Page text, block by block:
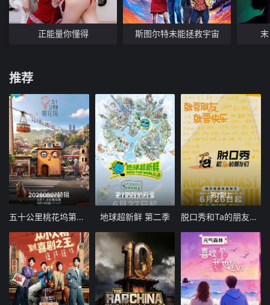
正能量你懂得 斯图尔特未能拯救宇宙
推荐
20260807特辑
五十公里桃花坞第6季
第7期超前彩蛋
地球超新鲜 第二季
第7期上
脱口秀和Ta的朋友们 第三季